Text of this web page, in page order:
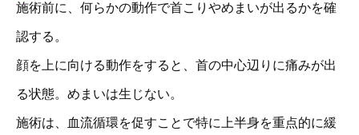
施術前に、何らかの動作で首こりやめまいが出るかを確
認する。
顔を上に向ける動作をすると、首の中心辺りに痛みが出
る状態。めまいは生じない。
施術は、血流循環を促すことで特に上半身を重点的に緩